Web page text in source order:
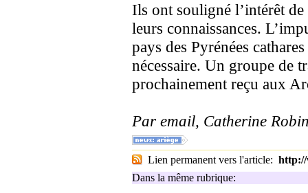
Ils ont souligné l’intérêt
leurs connaissances.
pays des Pyrénées
nécessaire. Un groupe de
prochainement reçu aux
Par email, Catherine
Lien permanent vers l'article: http://
Dans la même rubrique: